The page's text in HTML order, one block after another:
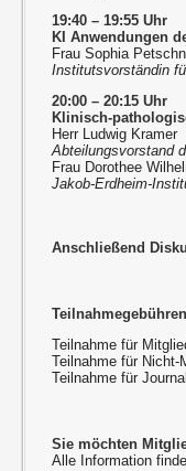
19:40 – 19:55 Uhr
KI Anwendungen
Frau Sophia
Institutsvorständin
20:00 – 20:15 Uhr
Klinisch-
Herr Ludwig Kramer
Abteilungsvorstand
Frau Dorothee
Jakob-Erdheim-
Anschließend
Teilnahme für
Teilnahme für Nicht-
Teilnahme für
Sie möchten
Alle Information